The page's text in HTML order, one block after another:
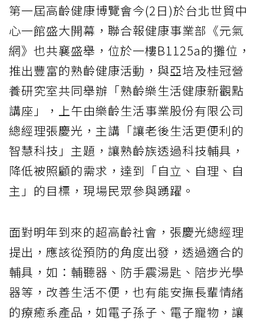
第一屆高齡健康博覽會今(2日)於台北世貿中
心一館盛大開幕，聯合報健康事業部《元氣
網》也共襄盛舉，位於一樓B1125a的攤位，
推出豐富的熟齡健康活動，與亞培及桂冠營
養研究室共同舉辦「熟齡樂生活健康新觀點
講座」，上午由樂齡生活事業股份有限公司
總經理張慶光，主講「讓老後生活更便利的
智慧科技」主題，讓熟齡族透過科技輔具，
降低被照顧的需求，達到「自立、自理、自
主」的目標，現場民眾參與踴躍。
面對明年到來的超高齡社會，張慶光總經理
提出，應該從預防的角度出發，透過適合的
輔具，如：輔聽器、防手震湯匙、陪步光學
器等，改善生活不便，也有能安撫長輩情緒
的療癒系產品，如電子孫子、電子寵物，讓